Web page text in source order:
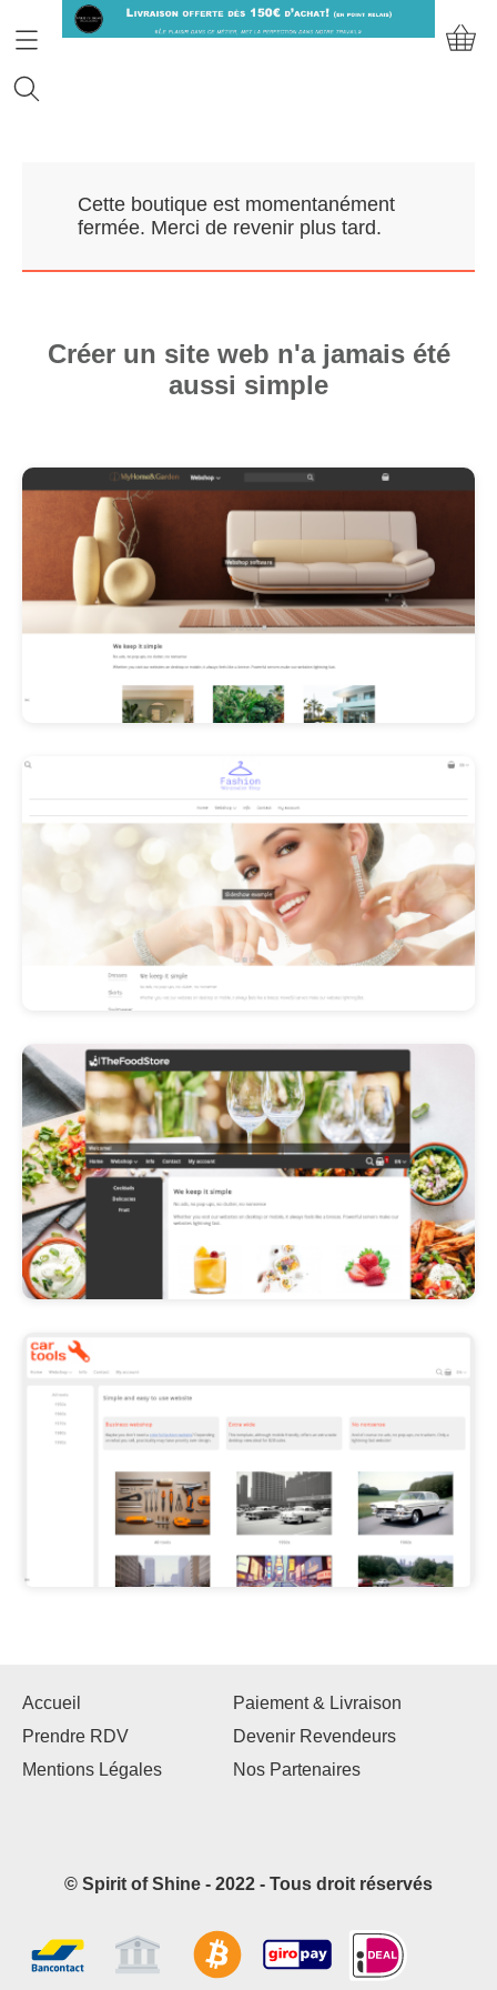
Prendre RDV
Nos Marques
Contact
E-Boutique
Les Promos!
Polishangel Belgium
Cette boutique est momentanément
fermée. Merci de revenir plus tard.
Créer un site web n'a jamais été
aussi simple
Accueil
Paiement & Livraison
Prendre RDV
Devenir Revendeurs
Mentions Légales
Nos Partenaires
© Spirit of Shine - 2022 - Tous droit réservés